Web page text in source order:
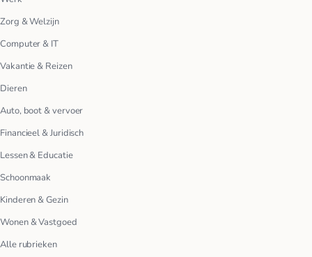
Zorg & Welzijn
Computer & IT
Vakantie & Reizen
Dieren
Auto, boot & vervoer
Financieel & Juridisch
Lessen & Educatie
Schoonmaak
Kinderen & Gezin
Wonen & Vastgoed
Alle rubrieken